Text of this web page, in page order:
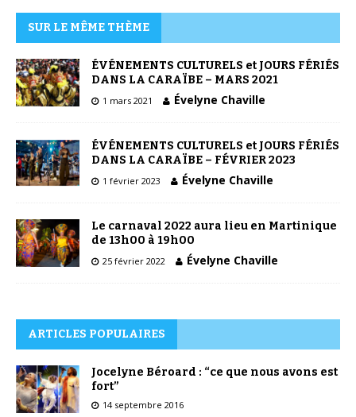
SUR LE MÊME THÈME
ÉVÉNEMENTS CULTURELS et JOURS FÉRIÉS
DANS LA CARAÏBE – MARS 2021
1 mars 2021 Évelyne Chaville
ÉVÉNEMENTS CULTURELS et JOURS FÉRIÉS
DANS LA CARAÏBE – FÉVRIER 2023
1 février 2023 Évelyne Chaville
Le carnaval 2022 aura lieu en Martinique
de 13h00 à 19h00
25 février 2022 Évelyne Chaville
ARTICLES POPULAIRES
Jocelyne Béroard : “ce que nous avons est
fort”
14 septembre 2016